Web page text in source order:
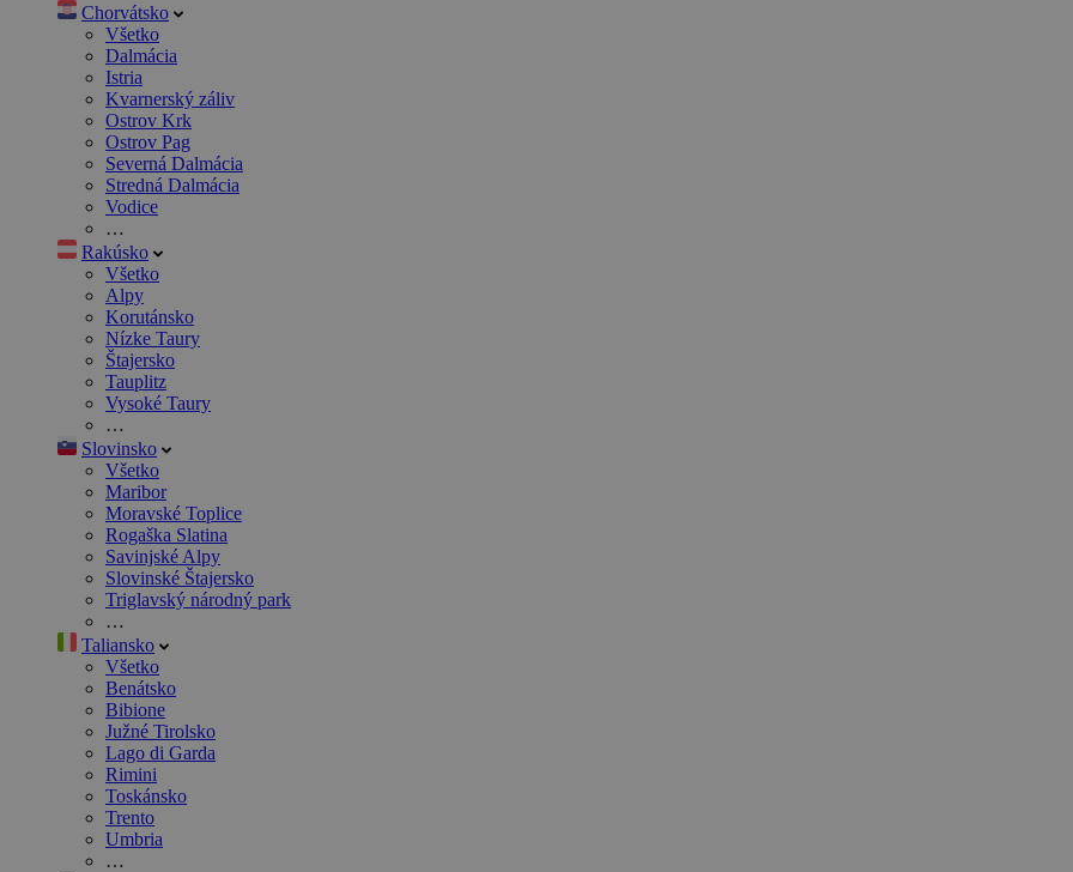
Chorvátsko
Všetko
Dalmácia
Istria
Kvarnerský záliv
Ostrov Krk
Ostrov Pag
Severná Dalmácia
Stredná Dalmácia
Vodice
…
Rakúsko
Všetko
Alpy
Korutánsko
Nízke Taury
Štajersko
Tauplitz
Vysoké Taury
…
Slovinsko
Všetko
Maribor
Moravské Toplice
Rogaška Slatina
Savinjské Alpy
Slovinské Štajersko
Triglavský národný park
…
Taliansko
Všetko
Benátsko
Bibione
Južné Tirolsko
Lago di Garda
Rimini
Toskánsko
Trento
Umbria
…